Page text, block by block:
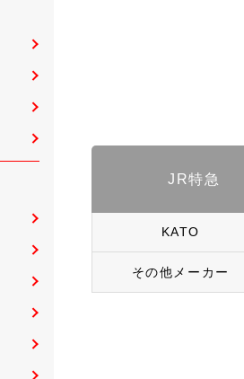
JR特急
KATO
その他メーカー